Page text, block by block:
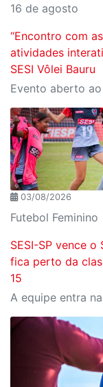
16 de agosto
“Encontro com
atividades
SESI Vôlei Bauru
03/08/2026
Futebol Feminino
SESI-SP vence
fica perto da
15